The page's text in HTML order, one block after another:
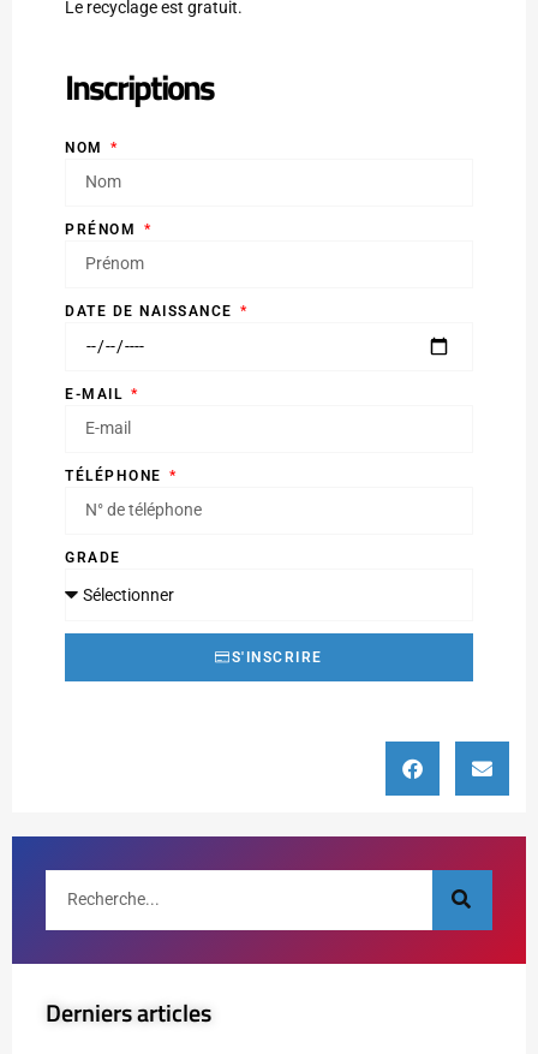
Le recyclage est gratuit.
Inscriptions
NOM
PRÉNOM
DATE DE NAISSANCE
E-MAIL
TÉLÉPHONE
GRADE
S'INSCRIRE
Derniers articles